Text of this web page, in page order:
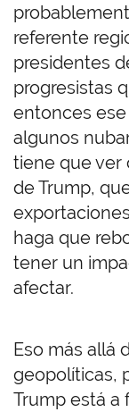
referente
presidentes
progresistas
entonces
algunos
tiene que ver
de Trump,
haga que
tener un
afectar.
Eso más allá
geopolíticas,
Trump está a